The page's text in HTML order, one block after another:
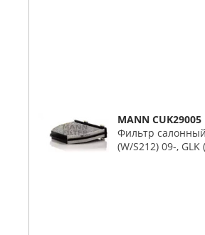
MANN CUK29005
Фильтр салонный
(W/S212) 09-, GLK